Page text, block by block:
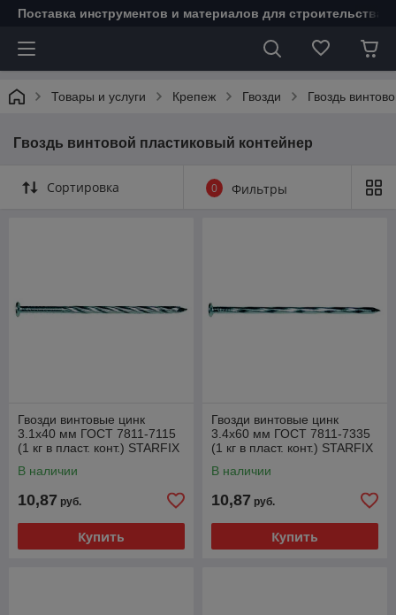
Поставка инструментов и материалов для строительства
Товары и услуги Крепеж Гвозди Гвоздь
Гвоздь винтовой пластиковый контейнер
Сортировка 0 Фильтры
Гвозди винтовые цинк
3.1х40 мм ГОСТ 7811-7115
(1 кг в пласт. конт.) STARFIX
В наличии
10,87 руб.
Купить
Гвозди винтовые цинк
3.4х60 мм ГОСТ 7811-7335
(1 кг в пласт. конт.) STARFIX
В наличии
10,87 руб.
Купить